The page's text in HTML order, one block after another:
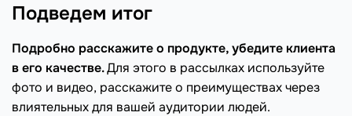
Подведем итог
Подробно расскажите о продукте, убедите клиента
в его качестве.Для этого в рассылках используйте
фото и видео, расскажите о преимуществах через
влиятельных для вашей аудитории людей.